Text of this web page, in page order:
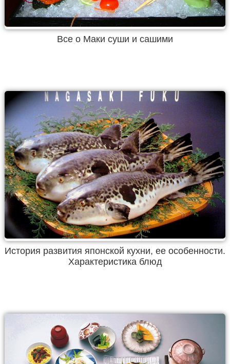
Все о Маки суши и сашими
История развития японской кухни, ее особенности.
Характеристика блюд